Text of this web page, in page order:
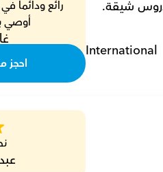
International
أوصي
احجز